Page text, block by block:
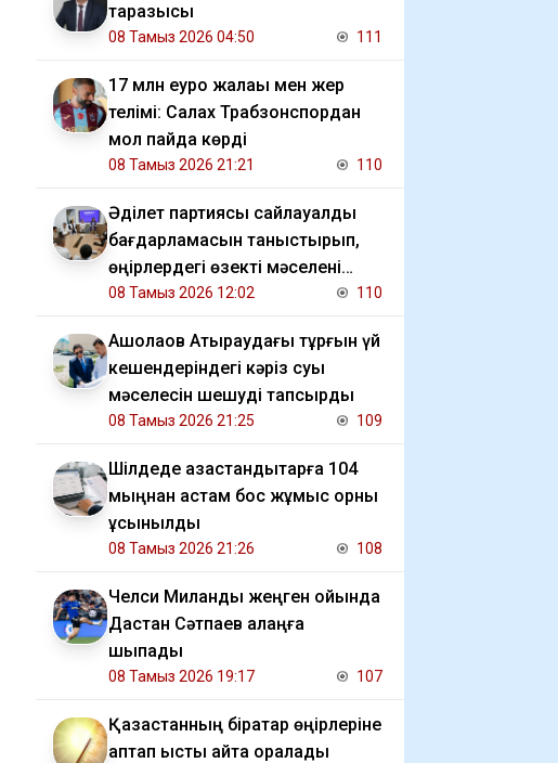
таразысы
08 Тамыз 2026 04:50 111
17 млн еуро жалақы мен жер
телімі: Салах Трабзонспордан
мол пайда көрді
08 Тамыз 2026 21:21 110
Әділет партиясы сайлауалды
бағдарламасын таныстырып,
өңірлердегі өзекті мәселені
талқылады
08 Тамыз 2026 12:02 110
​Ақшолақов Атыраудағы тұрғын үй
кешендеріндегі кәріз суы
мәселесін шешуді тапсырды
08 Тамыз 2026 21:25 109
​Шілдеде қазақстандықтарға 104
мыңнан астам бос жұмыс орны
ұсынылды
08 Тамыз 2026 21:26 108
Челси Миланды жеңген ойында
Дастан Сәтпаев алаңға
шықпады
08 Тамыз 2026 19:17 107
Қазақстанның бірқатар өңірлеріне
аптап ыстық қайта оралады